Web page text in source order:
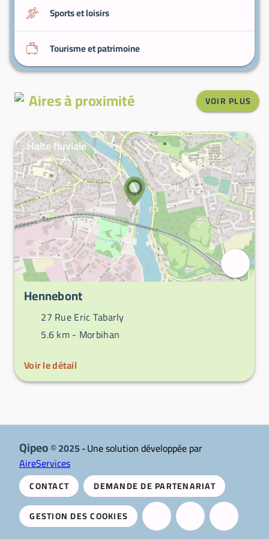
Sports et loisirs
Tourisme et patrimoine
Aires à proximité VOIR PLUS
Halte fluviale
Hennebont
27 Rue Eric Tabarly
5.6 km - Morbihan
Voir le détail
Qipeo© 2025 -Une solution développée par
AireServices
CONTACT
DEMANDE DE PARTENARIAT
GESTION DES COOKIES